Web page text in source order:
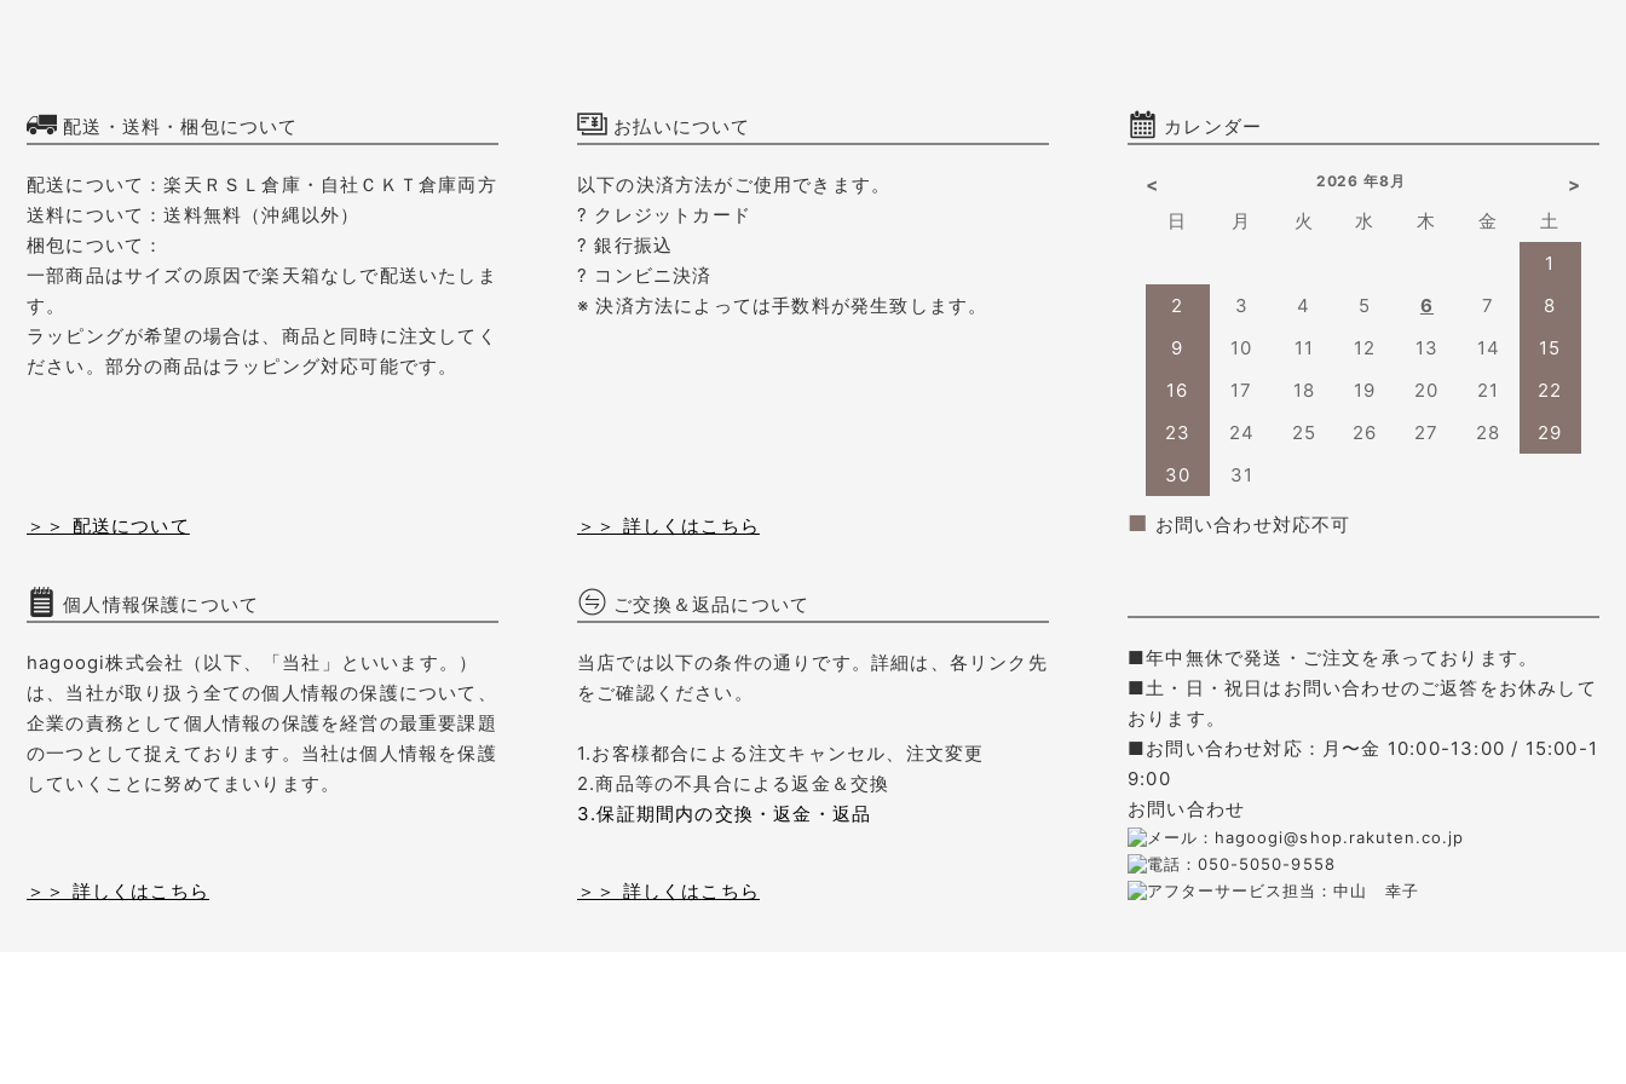
配送・送料・梱包について
配送について：楽天ＲＳＬ倉庫・自社ＣＫＴ倉庫両方
送料について：送料無料（沖縄以外）
梱包について：
一部商品はサイズの原因で楽天箱なしで配送いたしま
す。
ラッピングが希望の場合は、商品と同時に注文してく
ださい。部分の商品はラッピング対応可能です。
＞＞ 配送について
お払いについて
以下の決済方法がご使用できます。
? クレジットカード
? 銀行振込
? コンビニ決済
※ 決済方法によっては手数料が発生致します。
＞＞ 詳しくはこちら
カレンダー
>
2026 年8月
<
日
月 火 水 木 金
土
1
2
3 4 5 6 7
8
9
10 11 12 13 14
15
16
17 18 19 20 21
22
23
24 25 26 27 28
29
30
31
■ お問い合わせ対応不可
個人情報保護について
hagoogi株式会社（以下、「当社」といいます。）
は、当社が取り扱う全ての個人情報の保護について、
企業の責務として個人情報の保護を経営の最重要課題
の一つとして捉えております。当社は個人情報を保護
していくことに努めてまいります。
＞＞ 詳しくはこちら
ご交換＆返品について
当店では以下の条件の通りです。詳細は、各リンク先
をご確認ください。
1.お客様都合による注文キャンセル、注文変更
2.商品等の不具合による返金＆交換
3.保証期間内の交換・返金・返品
＞＞ 詳しくはこちら
■年中無休で発送・ご注文を承っております。
■土・日・祝日はお問い合わせのご返答をお休みして
おります。
■お問い合わせ対応：月〜金 10:00-13:00 / 15:00-1
9:00
お問い合わせ
メール：hagoogi@shop.rakuten.co.jp
電話：050-5050-9558
アフターサービス担当：中山 幸子